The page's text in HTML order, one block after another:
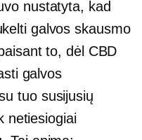
nustatyta, kad
galvos skausmo
to, dėl CBD
galvos
tuo susijusių
netiesiogiai